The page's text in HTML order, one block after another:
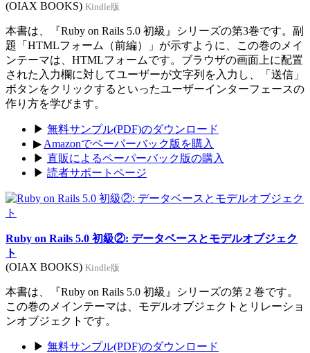
(OIAX BOOKS) Kindle版
本書は、『Ruby on Rails 5.0 初級』シリーズの第3巻です。副
題「HTMLフォーム（前編）」が示すように、この巻のメイ
ンテーマは、HTMLフォームです。ブラウザの画面上に配置
された入力欄に対してユーザーが文字列を入力し、「送信」
ボタンをクリックするといったユーザーインターフェースの
作り方を学びます。
▶ 無料サンプル(PDF)のダウンロード
▶ Amazonでペーパーバック版を購入
▶ 直販によるペーパーバック版の購入
▶ 読者サポートページ
Ruby on Rails 5.0 初級②: データベースとモデルオブジェク
ト
(OIAX BOOKS) Kindle版
本書は、『Ruby on Rails 5.0 初級』シリーズの第 2 巻です。
この巻のメインテーマは、モデルオブジェクトとリレーショ
ンオブジェクトです。
▶ 無料サンプル(PDF)のダウンロード